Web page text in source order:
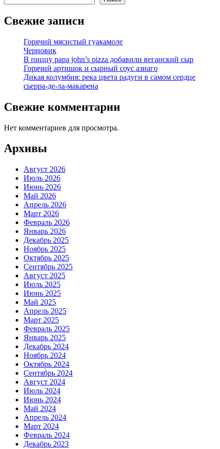
Свежие записи
Горячий мясистый гуакамоле
Черновик
В пиццу papa john’s pizza добавили веганский сыр
Горячий артишок и сырный соус азиаго
Дикая колумбия: река цвета радуги в самом сердце
сьерра-де-ла-макарена
Свежие комментарии
Нет комментариев для просмотра.
Архивы
Август 2026
Июль 2026
Июнь 2026
Май 2026
Апрель 2026
Март 2026
Февраль 2026
Январь 2026
Декабрь 2025
Ноябрь 2025
Октябрь 2025
Сентябрь 2025
Август 2025
Июль 2025
Июнь 2025
Май 2025
Апрель 2025
Март 2025
Февраль 2025
Январь 2025
Декабрь 2024
Ноябрь 2024
Октябрь 2024
Сентябрь 2024
Август 2024
Июль 2024
Июнь 2024
Май 2024
Апрель 2024
Март 2024
Февраль 2024
Декабрь 2023